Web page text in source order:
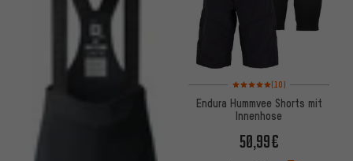
Bewertungen: 5 von 5
(10)
Endura Hummvee Shorts mit
Innenhose
50,99€